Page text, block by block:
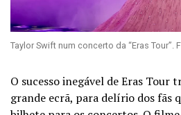
Taylor Swift num concerto da “Eras Tour”.
O sucesso inegável de Eras Tour
grande ecrã, para delírio dos fãs